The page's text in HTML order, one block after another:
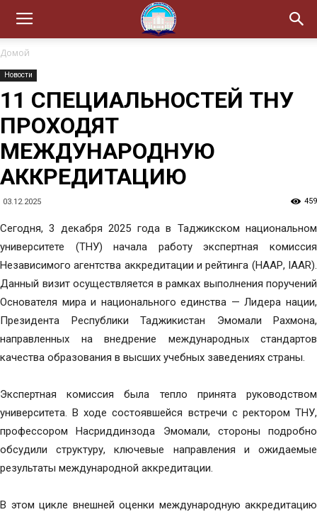
Домой
Новости
11 СПЕЦИАЛЬНОСТЕЙ ТНУ
ПРОХОДЯТ
МЕЖДУНАРОДНУЮ
АККРЕДИТАЦИЮ
03.12.2025 459
Сегодня, 3 декабря 2025 года в Таджикском национальном
университете (ТНУ) начала работу экспертная комиссия
Независимого агентства аккредитации и рейтинга (НААР, IAAR).
Данный визит осуществляется в рамках выполнения поручений
Основателя мира и национального единства — Лидера нации,
Президента Республики Таджикистан Эмомали Рахмона,
направленных на внедрение международных стандартов
качества образования в высших учебных заведениях страны.
Экспертная комиссия была тепло принята руководством
университета. В ходе состоявшейся встречи с ректором ТНУ,
профессором Насриддинзода Эмомали, стороны подробно
обсудили структуру, ключевые направления и ожидаемые
результаты международной аккредитации.
В этом цикле внешней оценки международную аккредитацию